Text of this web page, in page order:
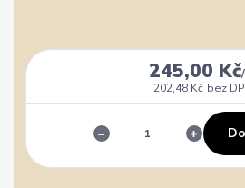
245,00 Kč/
202,48 Kč bez